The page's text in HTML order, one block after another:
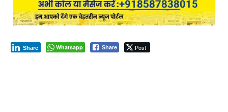
Whatsapp Share Post
Share